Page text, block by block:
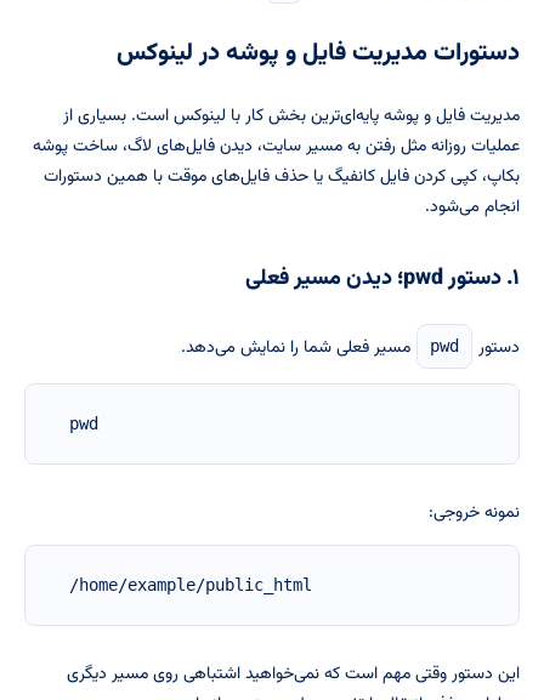
دستورات مدیریت فایل و پوشه در لینوکس
مدیریت فایل و پوشه پایه‌ای‌ترین بخش کار با لینوکس است. بسیاری از
عملیات روزانه مثل رفتن به مسیر سایت، دیدن فایل‌های لاگ، ساخت پوشه
بکاپ، کپی کردن فایل کانفیگ یا حذف فایل‌های موقت با همین دستورات
انجام می‌شود.
۱. دستور pwd؛ دیدن مسیر فعلی
دستور pwd مسیر فعلی شما را نمایش می‌دهد.
pwd
نمونه خروجی:
/home/example/public_html
این دستور وقتی مهم است که نمی‌خواهید اشتباهی روی مسیر دیگری